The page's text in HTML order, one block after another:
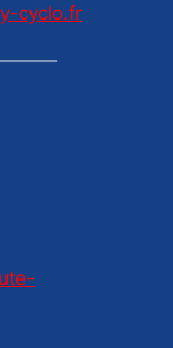
cyclo.fr